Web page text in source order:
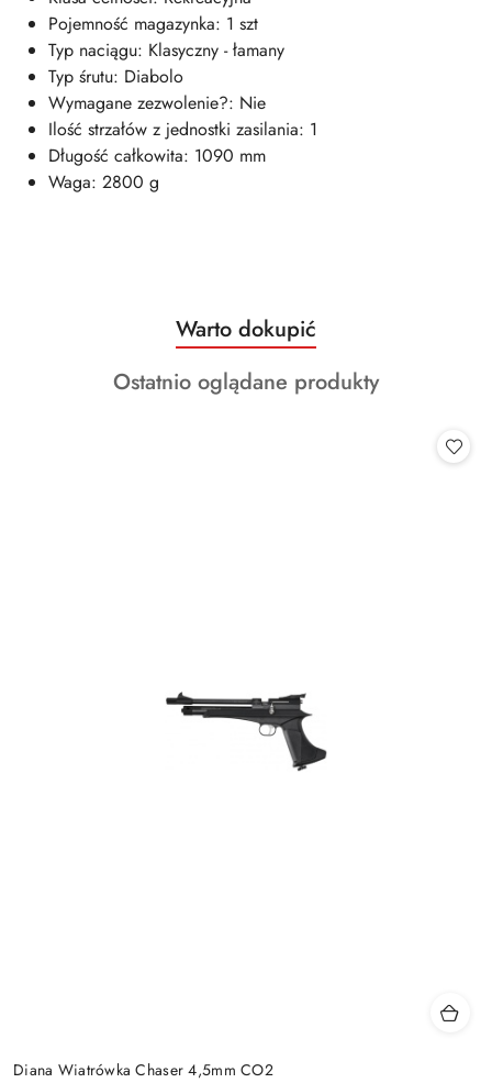
Pojemność magazynka: 1 szt
Typ naciągu: Klasyczny - łamany
Typ śrutu: Diabolo
Wymagane zezwolenie?: Nie
Ilość strzałów z jednostki zasilania: 1
Długość całkowita: 1090 mm
Waga: 2800 g
Pomiń karuzelę produktów
Produkty
o
statusie:
Warto dokupić
Produkty
Ostatnio oglądane produkty
Diana Wiatrówka Chaser 4,5mm CO2